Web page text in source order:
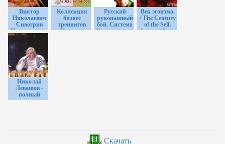
Виктор
Николаевич
Сивогрив
Изготовление
Нагайки
Коллекция
бизнес
тренингов
Наталья
Русский
рукопашный
бой. Система
Кадочникова
Век эгоизма.
/ The Century
of the Self.
4части (Адам
Николай
Левашов -
полный
видеоархив
Скачать